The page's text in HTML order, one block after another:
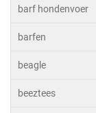
barf hondenvoer
barfen
beagle
beeztees